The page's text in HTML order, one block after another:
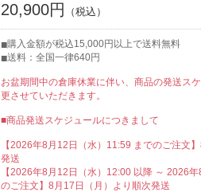
20,900円
購入金額が税込15,000円以上で送料無料
送料：全国一律640円
お盆期間中の倉庫休業に伴い、商品の発送ス
更させていただきます。
■商品発送スケジュールにつきまして
【2026年8月12日（水）11:59 までのご注文
発送
【2026年8月12日（水）12:00 以降 ～ 2026
のご注文】8月17日（月）より順次発送